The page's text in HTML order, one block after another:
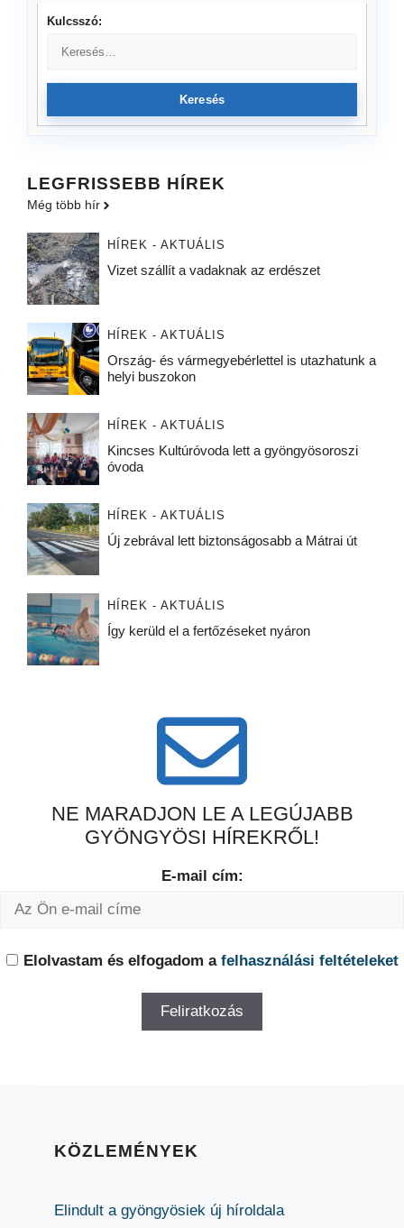
Kulcsszó:
Keresés
LEGFRISSEBB HÍREK
Még több hír
HÍREK - AKTUÁLIS
Vizet szállít a vadaknak az erdészet
HÍREK - AKTUÁLIS
Ország- és vármegyebérlettel is utazhatunk a
helyi buszokon
HÍREK - AKTUÁLIS
Kincses Kultúróvoda lett a gyöngyösoroszi
óvoda
HÍREK - AKTUÁLIS
Új zebrával lett biztonságosabb a Mátrai út
HÍREK - AKTUÁLIS
Így kerüld el a fertőzéseket nyáron
NE MARADJON LE A LEGÚJABB
GYÖNGYÖSI HÍREKRŐL!
E-mail cím:
Elolvastam és elfogadom a felhasználási feltételeket
KÖZLEMÉNYEK
Elindult a gyöngyösiek új híroldala